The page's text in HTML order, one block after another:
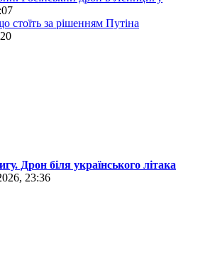
стоїть за рішенням Путіна
Дрон біля українського літака
23:36